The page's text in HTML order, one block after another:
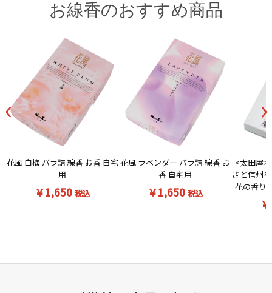
お線香のおすすめ商品
‹
花風 白梅 バラ詰 線香 お香 自宅
用
￥1,650 税込
花風 ラベンダー バラ詰 線香 お
香 自宅用
￥1,650 税込
<太田屋
さと信州
花の香り
›